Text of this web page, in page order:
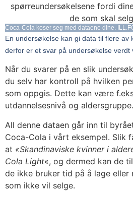
Coca-Cola koser seg med dataene dine.
En undersøkelse kan gi data til flere av
derfor er et svar på undersøkelse verdt
Når du svarer på en slik
du selv har kontroll på hvilken
som oppgis. Dette kan være
utdannelsesnivå og aldersgruppe.
All denne dataen går inn til
Coca-Cola i vårt eksempel. Slik
at «Skandinaviske kvinner i
Cola Light«, og dermed kan de
de ikke bruker tid på å lage
som ikke vil selge.